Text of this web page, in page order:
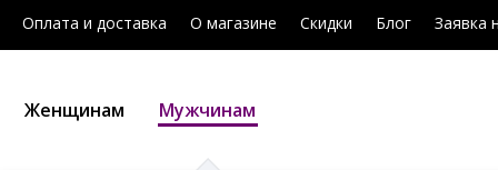
Оплата и доставка О магазине Скидки Блог Заявка
Женщинам Мужчинам